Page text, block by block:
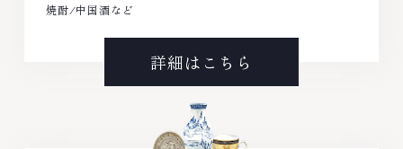
焼酎/中国酒など
詳細はこちら